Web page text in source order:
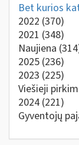
Bet kurios
2022 (370)
2021 (348)
Naujiena
2025 (236)
2023 (225)
Viešieji
2024 (221)
Gyventojų